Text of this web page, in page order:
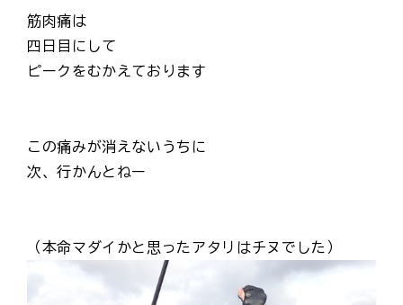
筋肉痛は
四日目にして
ピークをむかえております
この痛みが消えないうちに
次、行かんとねー
（本命マダイかと思ったアタリはチヌでした）